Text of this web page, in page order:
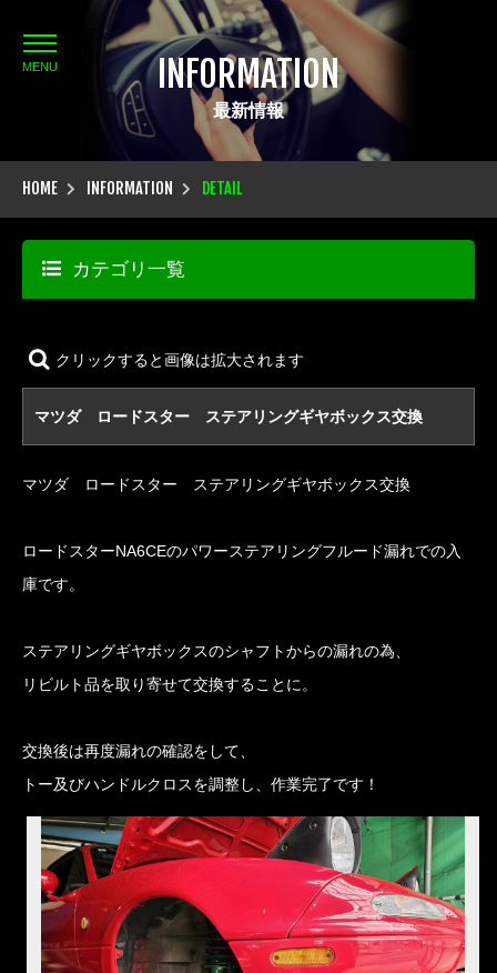
MENU INFORMATION
最新情報
HOME INFORMATION DETAIL
カテゴリ一覧
クリックすると画像は拡大されます
マツダ ロードスター ステアリングギヤボックス交換
マツダ ロードスター ステアリングギヤボックス交換
ロードスターNA6CEのパワーステアリングフルード漏れでの入
庫です。
ステアリングギヤボックスのシャフトからの漏れの為、
リビルト品を取り寄せて交換することに。
交換後は再度漏れの確認をして、
トー及びハンドルクロスを調整し、作業完了です！